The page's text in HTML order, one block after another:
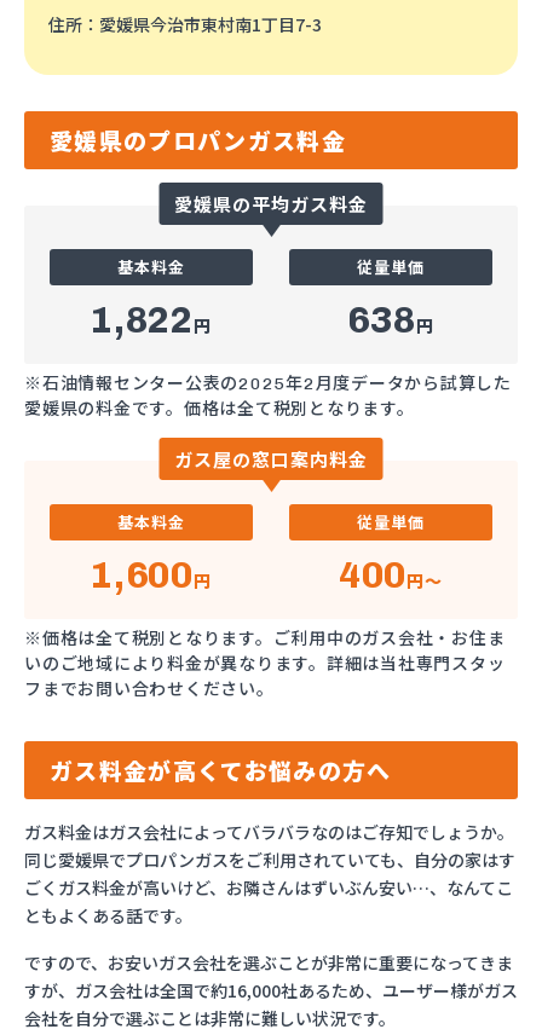
住所 ：愛媛県今治市東村南1丁目7-3
愛媛県のプロパンガス料金
愛媛県の平均ガス料金
基本料金
1,822 円
従量単価
638円
※石油情報センター公表の2025年2月度データから試算した
愛媛県の料金です。価格は全て税別となります。
ガス屋の窓口案内料金
基本料金
1,600円
従量単価
400円～
※価格は全て税別となります。ご利用中のガス会社・お住ま
いのご地域により料金が異なります。詳細は当社専門スタッ
フまでお問い合わせください。
ガス料金が高くてお悩みの方へ
ガス料金はガス会社によってバラバラなのはご存知でしょうか。
同じ愛媛県でプロパンガスをご利用されていても、自分の家はす
ごくガス料金が高いけど、お隣さんはずいぶん安い…、なんてこ
ともよくある話です。
ですので、お安いガス会社を選ぶことが非常に重要になってきま
すが、ガス会社は全国で約16,000社あるため、ユーザー様がガス
会社を自分で選ぶことは非常に難しい状況です。